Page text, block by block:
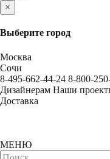
×
Выберите город
Москва
Сочи
8-495-662-44-24 8-800-
Дизайнерам Наши
Доставка
МЕНЮ